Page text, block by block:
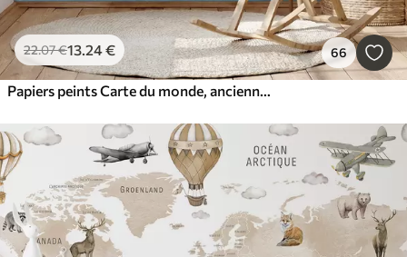
22.07€13.24€ 66
Papiers peints Carte du monde, ancienne carte